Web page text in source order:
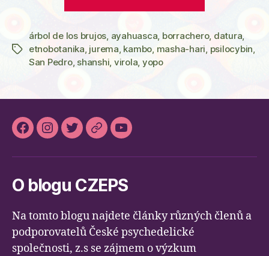
Jižní
a
Štítky
árbol de los brujos, ayahuasca, borrachero, datura,
etnobotanika, jurema, kambo, masha-hari, psilocybin,
San Pedro, shanshi, virola, yopo
FacebookInstagram
TwitterSlidesliveYoutube
O blogu CZEPS
Na tomto blogu najdete články různých členů a
podporovatelů České psychedelické
společnosti, z.s se zájmem o výzkum